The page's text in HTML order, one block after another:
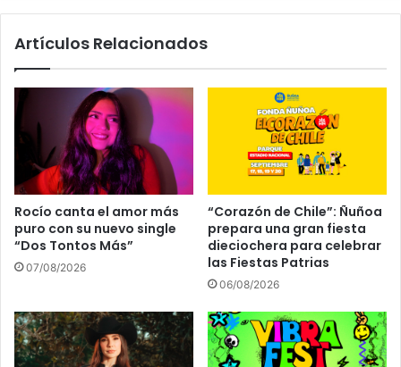
Artículos Relacionados
Rocío canta el amor más
puro con su nuevo single
“Dos Tontos Más”
07/08/2026
“Corazón de Chile”: Ñuñoa
prepara una gran fiesta
dieciochera para celebrar
las Fiestas Patrias
06/08/2026